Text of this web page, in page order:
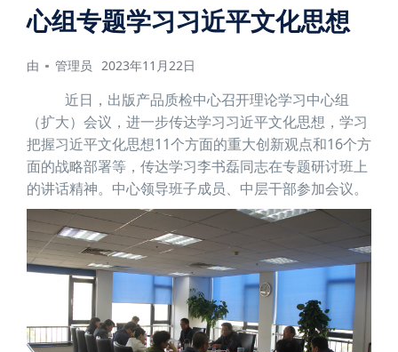
心组专题学习习近平文化思想
由 管理员 2023年11月22日
近日，出版产品质检中心召开理论学习中心组
（扩大）会议，进一步传达学习习近平文化思想，学习
把握习近平文化思想11个方面的重大创新观点和16个方
面的战略部署等，传达学习李书磊同志在专题研讨班上
的讲话精神。中心领导班子成员、中层干部参加会议。